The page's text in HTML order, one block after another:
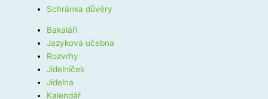
Schránka důvěry
Bakaláři
Jazyková učebna
Rozvrhy
Jídelníček
Jídelna
Kalendář